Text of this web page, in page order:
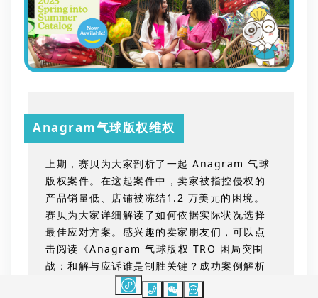
Anagram气球版权维权
上期，赛贝为大家剖析了一起 Anagram 气球
版权案件。在这起案件中，卖家被指控侵权的
产品销量低、店铺被冻结1.2 万美元的困境。
赛贝为大家详细解读了如何依据实际状况选择
最佳应对方案。感兴趣的卖家朋友们，可以点
击阅读《Anagram 气球版权 TRO 困局突围
战：和解与应诉谁是制胜关键？成功案例解析
系列一》，获取干货内容。